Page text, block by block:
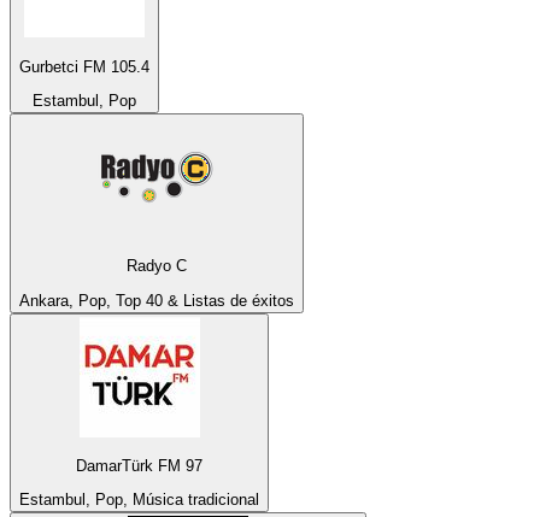
Gurbetci FM 105.4
Estambul, Pop
Radyo C
Ankara, Pop, Top 40 & Listas de éxitos
DamarTürk FM 97
Estambul, Pop, Música tradicional